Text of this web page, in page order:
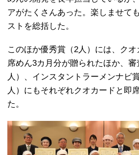
アがたくさんあった。楽しませて
ストを総括した。
このほか優秀賞（2人）には、ク
席めん3カ月分が贈られたほか、
人）、インスタントラーメンナビ
人）にもそれぞれクオカードと即
た。